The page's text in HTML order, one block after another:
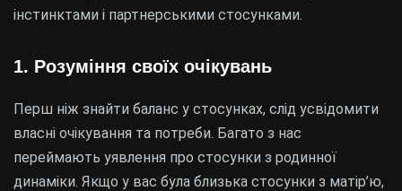
інстинктами і партнерськими стосунками.
1. Розуміння своїх очікувань
Перш ніж знайти баланс у стосунках, слід усвідомити
власні очікування та потреби. Багато з нас
переймають уявлення про стосунки з родинної
динаміки. Якщо у вас була близька стосунки з матір’ю,